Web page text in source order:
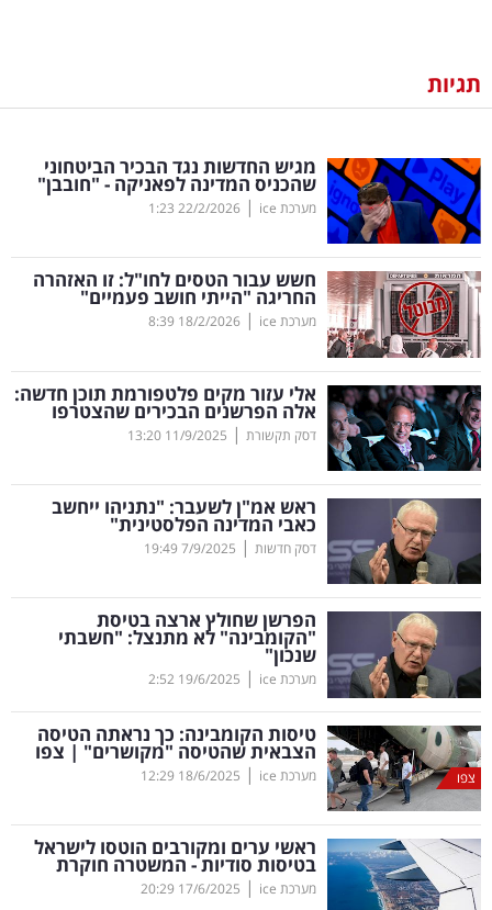
וצרכנות
דיגיטל
וטק
שיווק
ופרסום
משפט
מדדים
ומחקרים
דעות
רכילות
עסקית
קריפטו
ויראלי
טלוויזיה
עסקי
ספורט
קריירה
ולימודים
תגיות
מגיש החדשות נגד הבכיר הביטחוני
שהכניס המדינה לפאניקה - "חובבן"
מערכת ice |
22/2/2026
1:23
חשש עבור הטסים לחו"ל: זו האזהרה
החריגה "הייתי חושב פעמיים"
מערכת ice |
18/2/2026
8:39
אלי עזור מקים פלטפורמת תוכן חדשה:
אלה הפרשנים הבכירים שהצטרפו
דסק תקשורת |
11/9/2025
13:20
ראש אמ"ן לשעבר: "נתניהו ייחשב
כאבי המדינה הפלסטינית"
דסק חדשות |
7/9/2025
19:49
הפרשן שחולץ ארצה בטיסת
"הקומבינה" לא מתנצל: "חשבתי
שנכון"
מערכת ice |
19/6/2025
2:52
צפו
טיסות הקומבינה: כך נראתה הטיסה
הצבאית שהטיסה "מקושרים" | צפו
מערכת ice |
18/6/2025
12:29
ראשי ערים ומקורבים הוטסו לישראל
בטיסות סודיות - המשטרה חוקרת
מערכת ice |
17/6/2025
20:29